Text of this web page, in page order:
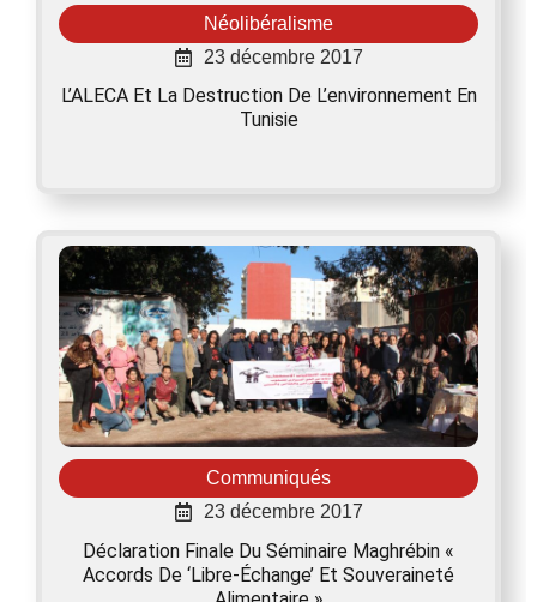
Néolibéralisme
23 décembre 2017
L’ALECA Et La Destruction De L’environnement En
Tunisie
Communiqués
23 décembre 2017
Déclaration Finale Du Séminaire Maghrébin «
Accords De ‘libre-Échange’ Et Souveraineté